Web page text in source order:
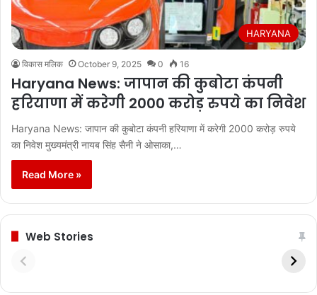
HARYANA
विकास मलिक October 9, 2025 0 16
Haryana News: जापान की कुबोटा कंपनी
हरियाणा में करेगी 2000 करोड़ रुपये का निवेश
Haryana News: जापान की कुबोटा कंपनी हरियाणा में करेगी 2000 करोड़ रुपये
का निवेश मुख्यमंत्री नायब सिंह सैनी ने ओसाका,…
Read More »
Web Stories